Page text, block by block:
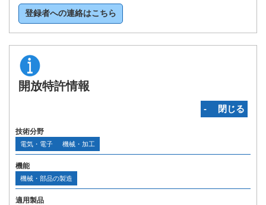
登録者への連絡はこちら
開放特許情報
‐ 閉じる
技術分野
電気・電子 機械・加工
機能
機械・部品の製造
適用製品